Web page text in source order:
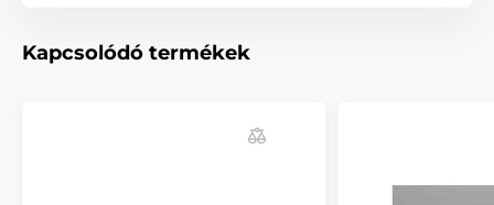
Kiegészítők
Kapcsolódó termékek